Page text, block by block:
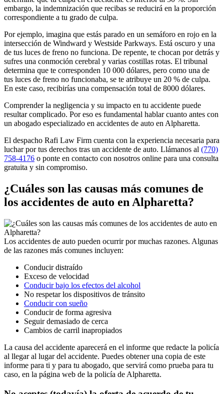
embargo, la indemnización que recibas se reducirá en la proporción
correspondiente a tu grado de culpa.
Por ejemplo, imagina que estás parado en un semáforo en rojo en la
intersección de Windward y Westside Parkways. Está oscuro y una
de tus luces de freno no funciona. De repente, te chocan por detrás y
sufres una conmoción cerebral y varias costillas rotas. El tribunal
determina que te corresponden 10 000 dólares, pero como una de
tus luces de freno no funcionaba, se te atribuye un 20 % de culpa.
En este caso, recibirías una compensación total de 8000 dólares.
Comprender la negligencia y su impacto en tu accidente puede
resultar complicado. Por eso es fundamental hablar cuanto antes con
un abogado especializado en accidentes de auto en Alpharetta.
El despacho Rafi Law Firm cuenta con la experiencia necesaria para
luchar por tus derechos tras un accidente de auto. Llámanos al (770)
758-4176 o ponte en contacto con nosotros online para una consulta
gratuita y sin compromiso.
¿Cuáles son las causas más comunes de
los accidentes de auto en Alpharetta?
Los accidentes de auto pueden ocurrir por muchas razones. Algunas
de las razones más comunes incluyen:
Conducir distraído
Exceso de velocidad
Conducir bajo los efectos del alcohol
No respetar los dispositivos de tránsito
Conducir con sueño
Conducir de forma agresiva
Seguir demasiado de cerca
Cambios de carril inapropiados
La causa del accidente aparecerá en el informe que redacte la policía
al llegar al lugar del accidente. Puedes obtener una copia de este
informe para ti y para tu abogado, que servirá como prueba para tu
caso, en la página web de la policía de Alpharetta.